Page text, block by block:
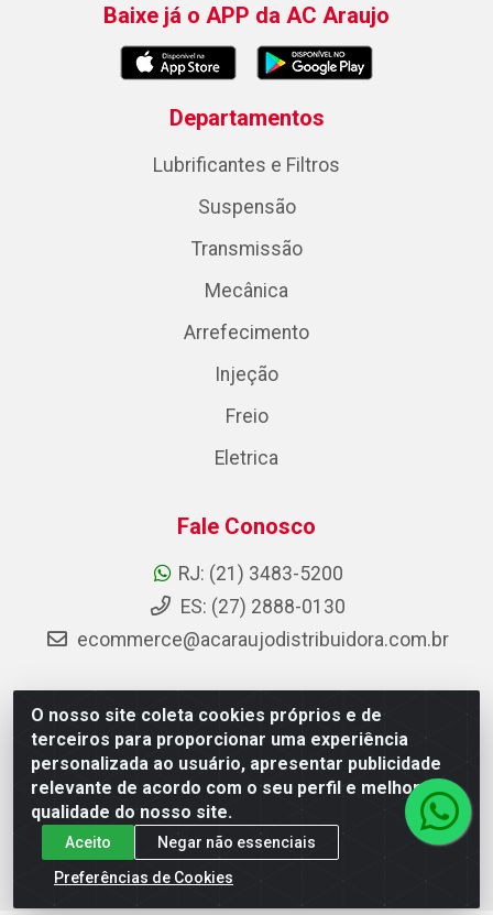
O nosso site coleta cookies próprios e de
terceiros para proporcionar uma experiência
personalizada ao usuário, apresentar publicidade
relevante de acordo com o seu perfil e melhorar a
qualidade do nosso site.
Aceito
Negar não essenciais
Preferências de Cookies
Baixe já o APP da AC Araujo
Departamentos
Lubrificantes e Filtros
Suspensão
Transmissão
Mecânica
Arrefecimento
Injeção
Freio
Eletrica
Fale Conosco
RJ: (21) 3483-5200
ES: (27) 2888-0130
ecommerce@acaraujodistribuidora.com.br
AC Araujo Distribuidora - Rua Carneiro de Campos, 42 -
São Cristóvão, Rio de Janeiro/RJ - CEP 20.920-410 -
CNPJ 08.744.753/0003-85